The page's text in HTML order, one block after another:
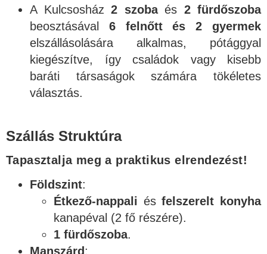
A Kulcsosház 2 szobaés 2 fürdőszoba
beosztásával 6 felnőtt és 2 gyermek
elszállásolására alkalmas, pótággyal
kiegészítve, így családok vagy kisebb
baráti társaságok számára tökéletes
választás.
Szállás Struktúra
Tapasztalja meg a praktikus elrendezést!
Földszint:
Étkező-nappali ésfelszerelt konyha
kanapéval (2 fő részére).
1 fürdőszoba.
Manszárd :